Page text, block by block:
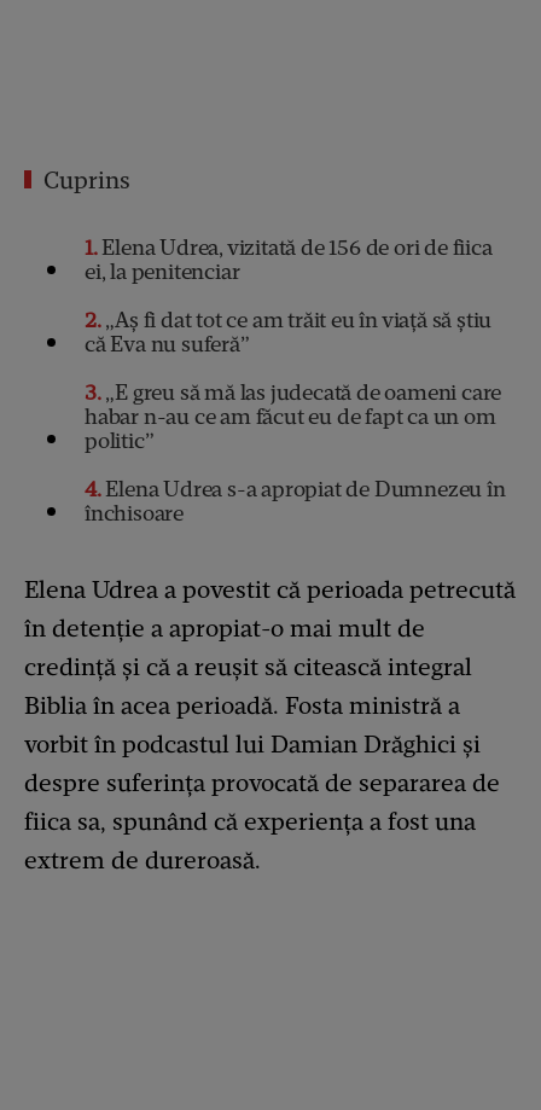
Cuprins
1Elena Udrea, vizitată de 156 de ori de fiica
ei, la penitenciar
2„Aș fi dat tot ce am trăit eu în viață să știu
că Eva nu suferă”
3„E greu să mă las judecată de oameni care
habar n-au ce am făcut eu de fapt ca un om
politic”
4Elena Udrea s-a apropiat de Dumnezeu în
închisoare
Elena Udrea a povestit că perioada petrecută
în detenție a apropiat-o mai mult de
credință și că a reușit să citească integral
Biblia în acea perioadă. Fosta ministră a
vorbit în podcastul lui Damian Drăghici și
despre suferința provocată de separarea de
fiica sa, spunând că experiența a fost una
extrem de dureroasă.